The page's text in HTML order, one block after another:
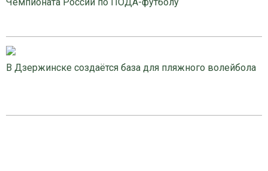
В Дзержинске создаётся база для пляжного волейбола